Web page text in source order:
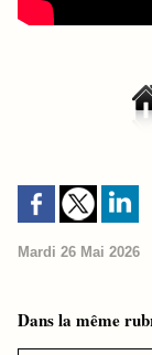
Mardi 26 Mai 2026
Dans la même